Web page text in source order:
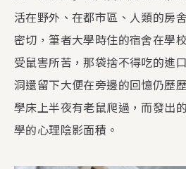
活在野外、在都市區、人類的房
密切，筆者大學時住的宿舍在學
受鼠害所苦，那袋捨不得吃的進
洞還留下大便在旁邊的回憶仍歷
學床上半夜有老鼠爬過，而發出
學的心理陰影面積。